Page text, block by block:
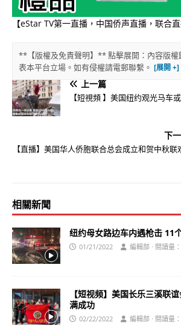
【eStar TV第一直播，中国侨声直播，联合直
**【版權及免責聲明】** 點擊展開：內容版權
表本平台立場。如有侵權請電郵聯繫。
上一篇
【短視頻 】美国纽约观光马车
下
【直播】美国华人侨胞联合总会成立和贺中秋联
相關新聞
纽约母女路边车内遇枪击 11
01/21/2022 編輯部 · 閱讀量
【短视频】美国长乐三溪联
满成功
02/22/2022 編輯部 · 閱讀量